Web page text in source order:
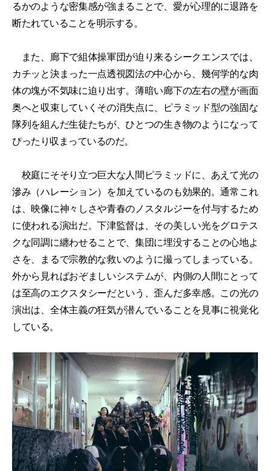
るかのような密集感が強まることで、愛が心理的に退路を
断たれていることを明示する。
また、廊下で組体操軍団が迫り来るシークエンスでは、
カチッと決まった一点透視図法の中心から、幾何学的な肉
体の塊が不気味に迫り出す。薄暗い廊下の左右の壁が画面
奥へと収束していくその消失点に、ピラミッド型の強固な
隊列を組んだ生徒たちが、ひとつの生き物のようになって
ぴったり収まっているのだ。
校庭にそそり立つ巨大な人間ピラミッドに、あえて光の
滲み（ハレーション）を加えているのも効果的。通常これ
は、映像に神々しさや青春のノスタルジーを付与するため
に使われる演出だ。下津監督は、その美しい光をグロテス
クな同調に纏わせることで、集団に埋没することの心地よ
さを、まるで宗教的な救いのように撮ってしまっている。
外から見ればおぞましいシステムが、内側の人間にとって
は至高のエクスタシーだという、歪んだ多幸感。この光の
演出は、全体主義の狂気が潜んでいることを見事に視覚化
している。